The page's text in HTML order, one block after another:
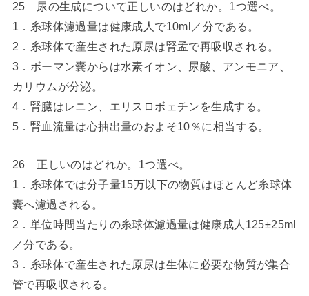
25 尿の生成について正しいのはどれか。1つ選べ。
1．糸球体濾過量は健康成人で10ml／分である。
2．糸球体で産生された原尿は腎孟で再吸収される。
3．ボーマン嚢からは水素イオン、尿酸、アンモニア、
カリウムが分泌。
4．腎臓はレニン、エリスロボェチンを生成する。
5．腎血流量は心抽出量のおよそ10％に相当する。
26 正しいのはどれか。1つ選べ。
1．糸球体では分子量15万以下の物質はほとんど糸球体
嚢へ濾過される。
2．単位時間当たりの糸球体濾過量は健康成人125±25ml
／分である。
3．糸球体で産生された原尿は生体に必要な物質が集合
管で再吸収される。